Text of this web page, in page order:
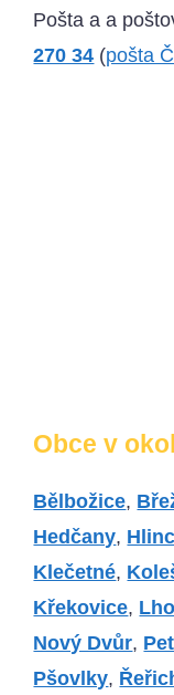
Pošta a a
270 34 (pošta
Obce v
Bělbožice,
Hedčany,
Klečetné,
Křekovice,
Nový Dvůr,
Pšovlky,